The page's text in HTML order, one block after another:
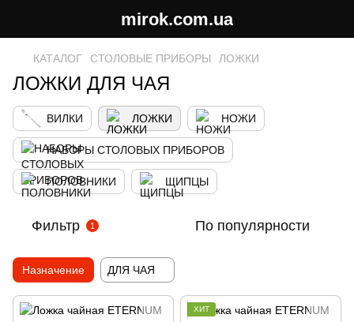
mirok.com.ua
КАТАЛОГ СТОЛОВЫЕ ПРИБОРЫ ЛОЖКИ
ЛОЖКИ ДЛЯ ЧАЯ
ВИЛКИ ЛОЖКИ НОЖИ
НАБОРЫ СТОЛОВЫХ ПРИБОРОВ
ПОЛОВНИКИ ЩИПЦЫ
Фильтр 1 По популярности
Назначение ДЛЯ ЧАЯ
ХИТ